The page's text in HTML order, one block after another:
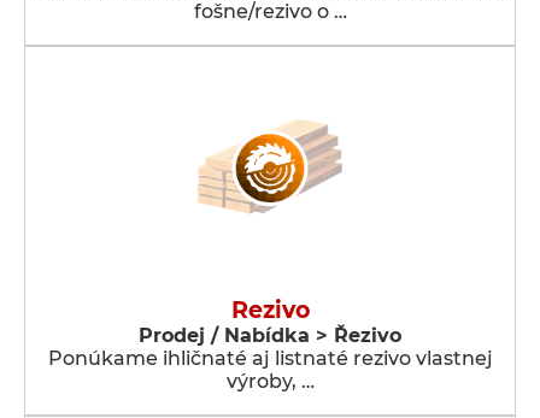
fošne/rezivo o …
Rezivo
Prodej / Nabídka > Řezivo
Ponúkame ihličnaté aj listnaté rezivo vlastnej
výroby, …